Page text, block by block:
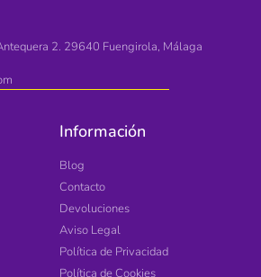
2. 29640 Fuengirola, Málaga
Información
Blog
Contacto
Devoluciones
Aviso Legal
Política de Privacidad
Política de Cookies